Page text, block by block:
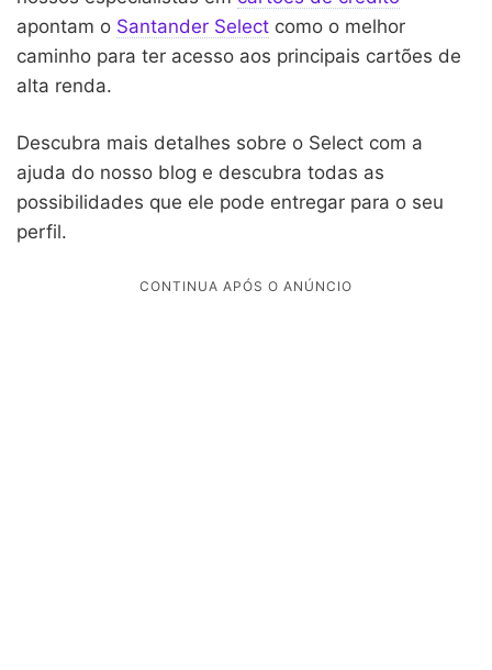
apontam o Santander Select como o melhor
caminho para ter acesso aos principais cartões de
alta renda.
Descubra mais detalhes sobre o Select com a
ajuda do nosso blog e descubra todas as
possibilidades que ele pode entregar para o seu
perfil.